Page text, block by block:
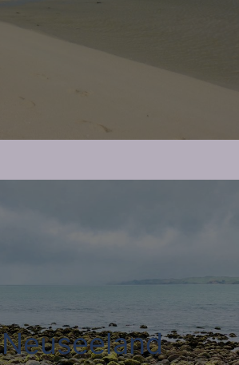
Neuseeland